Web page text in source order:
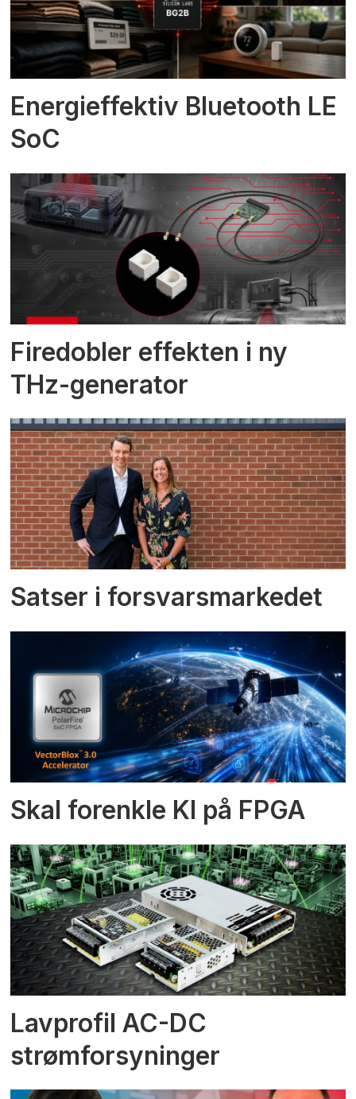
Energieffektiv Bluetooth LE
SoC
Firedobler effekten i ny
THz-generator
Satser i forsvarsmarkedet
Skal forenkle KI på FPGA
Lavprofil AC-DC
strømforsyninger